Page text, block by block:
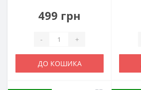
499 грн
- +
ДО КОШИКА